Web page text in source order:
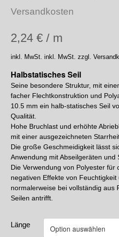
Versandkosten
2,24 € / m
inkl. MwSt. inkl. MwSt. zzgl.
Halbstatisches Seil
Seine besondere Struktur, mit
facher Flechtkonstruktion und
10.5 mm ein halb-statisches Seil
Qualität.
Hohe Bruchlast und erhöhte
mit einer ausgezeichneten
Die große Geschmeidigkeit lässt
Anwendung mit Abseilgeräten und
Die Verwendung von Polyester für
negativen Effekte von
normalerweise bei vollständig aus
Seilen antrifft.
Länge